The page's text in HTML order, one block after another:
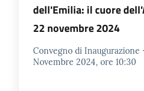
dell'Emilia: il cuore
22 novembre 2024
Convegno di Inaugurazione
Novembre 2024, ore 10:30